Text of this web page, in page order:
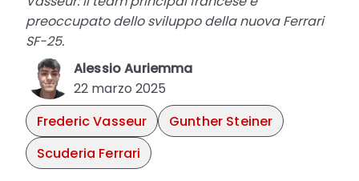
preoccupato dello sviluppo della nuova Ferrari
SF-25.
Alessio Auriemma
22 marzo 2025
Frederic Vasseur
Gunther Steiner
Scuderia Ferrari